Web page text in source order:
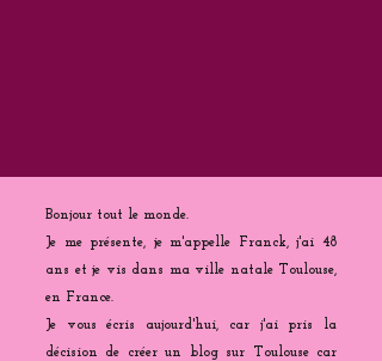
Bonjour tout le monde.
Je me présente, je m'appelle Franck, j'ai 48
ans et je vis dans ma ville natale Toulouse,
en France.
Je vous écris aujourd'hui, car j'ai pris la
décision de créer un blog sur Toulouse car